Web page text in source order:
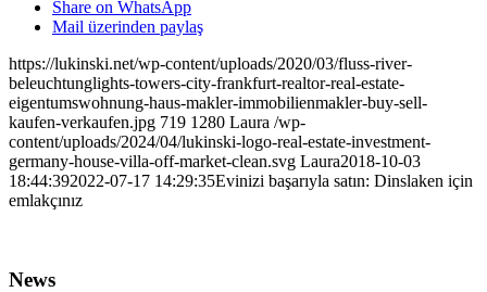
Share on WhatsApp
Mail üzerinden paylaş
https://lukinski.net/wp-content/uploads/2020/03/fluss-river-
beleuchtunglights-towers-city-frankfurt-realtor-real-estate-
eigentumswohnung-haus-makler-immobilienmakler-buy-sell-
kaufen-verkaufen.jpg 719 1280 Laura /wp-
content/uploads/2024/04/lukinski-logo-real-estate-investment-
germany-house-villa-off-market-clean.svg Laura2018-10-03
18:44:392022-07-17 14:29:35Evinizi başarıyla satın: Dinslaken için
emlakçınız
News